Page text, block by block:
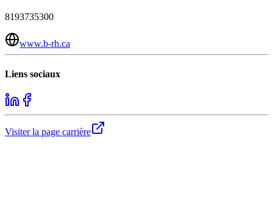
8193735300
www.b-rh.ca
Liens sociaux
Visiter la page carrière